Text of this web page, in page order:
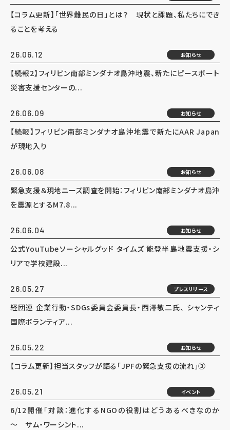
【コラム更新】「世界難民の日」とは？ 現状と課題、私たちにでき
ることを考える
26.06.12 お知らせ
【続報2】フィリピン南部ミンダナオ島沖地震、新たにピースボート
災害支援センターの...
26.06.09 お知らせ
【続報】フィリピン南部ミンダナオ島沖地震で新たにAAR Japan
が現地入り
26.06.08 お知らせ
緊急支援＆現地ニーズ調査を開始：フィリピン南部ミンダナオ島沖
を震源とするM7.8...
26.06.04 お知らせ
公式YouTubeソーシャルグッド タイムズ 能登半島地震支援・シ
リアで学校建設...
26.05.27 プレスリリース
経団連 企業行動・SDGs委員会委員長・西澤敬二氏、 シャンティ
国際ボランティア...
26.05.22 お知らせ
【コラム更新】担当スタッフが語る「JPFの緊急支援の流れ」③
26.05.21 イベント
6/12開催「対談：進化するNGOの役割はどうあるべきなのか
～ サム・ワーシント...